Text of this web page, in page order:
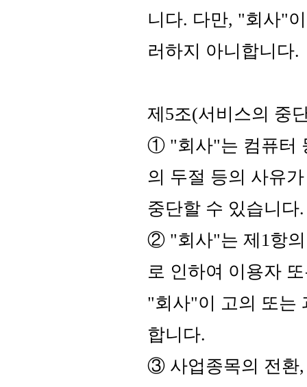
니다. 다만, "회사"
러하지 아니합니다.
제5조(서비스의 중
① "회사"는 컴퓨터
의 두절 등의 사유
중단할 수 있습니다.
② "회사"는 제1항의
로 인하여 이용자
"회사"이 고의 또는
합니다.
③ 사업종목의 전환,